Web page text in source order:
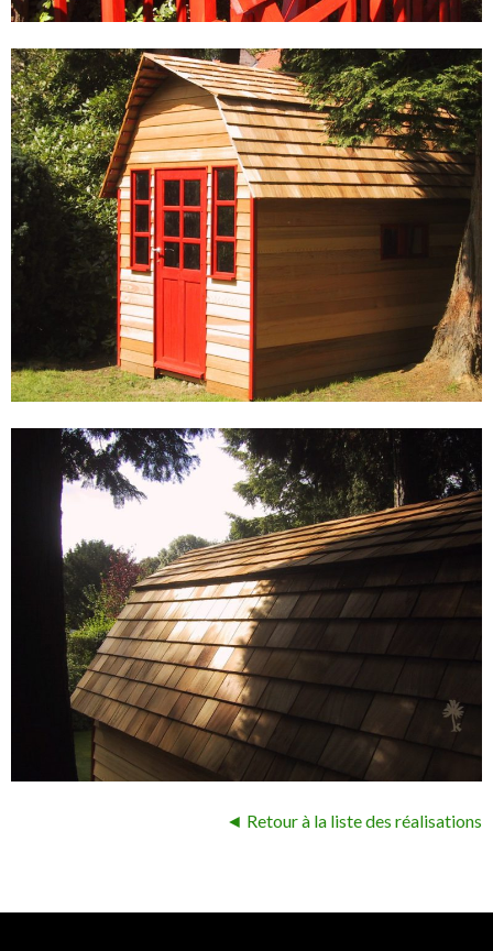
◄ Retour à la liste des réalisations